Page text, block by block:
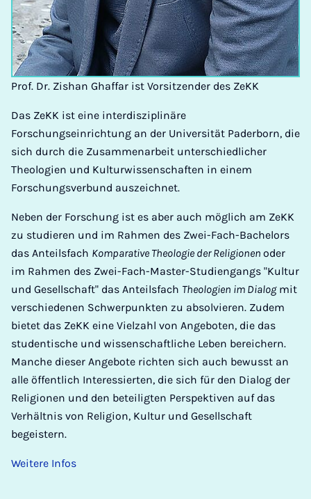
Prof. Dr. Zishan Ghaffar ist Vorsitzender des ZeKK
Das ZeKK ist eine interdisziplinäre
Forschungseinrichtung an der Universität Paderborn, die
sich durch die Zusammenarbeit unterschiedlicher
Theologien und Kulturwissenschaften in einem
Forschungsverbund auszeichnet.
Neben der Forschung ist es aber auch möglich am ZeKK
zu studieren und im Rahmen des Zwei-Fach-Bachelors
das Anteilsfach Komparative Theologie der Religionen oder
im Rahmen des Zwei-Fach-Master-Studiengangs "Kultur
und Gesellschaft" das Anteilsfach Theologien im Dialogmit
verschiedenen Schwerpunkten zu absolvieren. Zudem
bietet das ZeKK eine Vielzahl von Angeboten, die das
studentische und wissenschaftliche Leben bereichern.
Manche dieser Angebote richten sich auch bewusst an
alle öffentlich Interessierten, die sich für den Dialog der
Religionen und den beteiligten Perspektiven auf das
Verhältnis von Religion, Kultur und Gesellschaft
begeistern.
Weitere Infos